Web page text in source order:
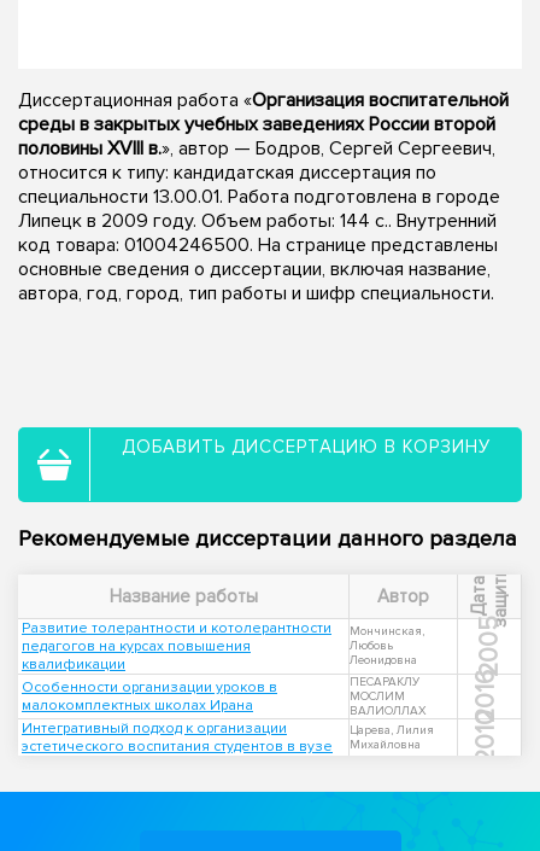
Диссертационная работа «Организация воспитательной
среды в закрытых учебных заведениях России второй
половины XVIII в.», автор — Бодров, Сергей Сергеевич,
относится к типу: кандидатская диссертация по
специальности 13.00.01. Работа подготовлена в городе
Липецк в 2009 году. Объем работы: 144 с.. Внутренний
код товара: 01004246500. На странице представлены
основные сведения о диссертации, включая название,
автора, год, город, тип работы и шифр специальности.
ДОБАВИТЬ ДИССЕРТАЦИЮ В КОРЗИНУ
Рекомендуемые диссертации данного раздела
Название работы Автор Д
а
т
а
з
а
щ
и
т ы
Развитие толерантности и котолерантности
педагогов на курсах повышения
квалификации
Мончинская,
Любовь
Леонидовна
2005
Особенности организации уроков в
малокомплектных школах Ирана
ПЕСАРАКЛУ
МОСЛИМ
ВАЛИОЛЛАХ
2016
Интегративный подход к организации
эстетического воспитания студентов в вузе
Царева, Лилия
Михайловна
2010